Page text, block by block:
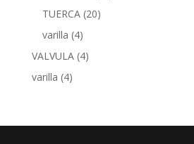
TUERCA (20)
varilla (4)
VALVULA (4)
varilla (4)